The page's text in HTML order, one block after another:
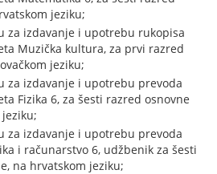
jeziku;
za izdavanje i upotrebu rukopisa
Muzička kultura, za prvi razred
jeziku;
za izdavanje i upotrebu prevoda
Fizika 6, za šesti razred osnovne
za izdavanje i upotrebu prevoda
i računarstvo 6, udžbenik za šesti
na hrvatskom jeziku;